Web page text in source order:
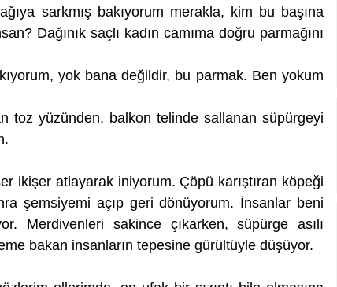
sarkmış bakıyorum merakla, kim bu başına
Dağınık saçlı kadın camıma doğru parmağını
yok bana değildir, bu parmak. Ben yokum
toz yüzünden, balkon telinde sallanan süpürgeyi
ikişer atlayarak iniyorum. Çöpü karıştıran köpeği
şemsiyemi açıp geri dönüyorum. İnsanlar beni
Merdivenleri sakince çıkarken, süpürge asılı
bakan insanların tepesine gürültüyle düşüyor.